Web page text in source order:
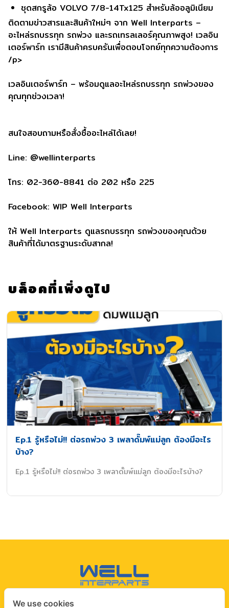
ชุดสกรูล้อ VOLVO 7/8-14Tx125 สำหรับล้ออลูมิเนียม
ติดตามข่าวสารและสินค้าใหม่ๆ จาก Well Interparts –
อะไหล่รถบรรทุก รถพ่วง และรถเทรลเลอร์คุณภาพสูง! เวลอิน
เตอร์พาร์ท เรามีสินค้าครบครันเพื่อตอบโจทย์ทุกความต้องการ
/p>
เวลอินเตอร์พาร์ท – พร้อมดูแลอะไหล่รถบรรทุก รถพ่วงของ
คุณทุกช่วงเวลา!
สนใจสอบถามหรือสั่งซื้ออะไหล่ได้เลย!
Line: @wellinterparts
โทร: 02-360-8841 ต่อ 202 หรือ 225
Facebook: WIP Well Interparts
ให้ Well Interparts ดูแลรถบรรทุก รถพ่วงของคุณด้วย
สินค้าที่ได้มาตรฐานระดับสากล!
บล็อคที่เพิ่งดูไป
Ep.1 รู้หรือไม่!! ต่อรถพ่วง 3 เพลาดั๊มพ์แม่ลูก ต้องมีอะไร
บ้าง?
Ep.1 รู้หรือไม่!! ต่อรถพ่วง 3 เพลาดั๊มพ์แม่ลูก ต้องมีอะไรบ้าง?
We use cookies